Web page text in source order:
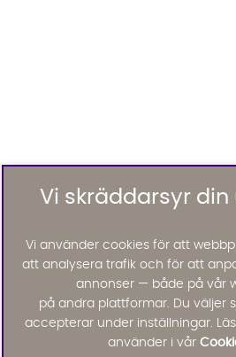
Vi skräddarsyr din
Vi använder cookies för att
att analysera trafik och för att
annonser — både på vår
på andra plattformar. Du väljer
accepterar under inställningar.
använder i vår